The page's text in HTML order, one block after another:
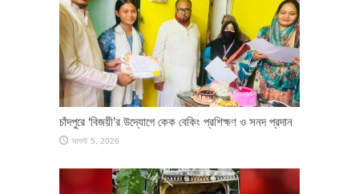
চাঁদপুরে ‘বিজয়ী’র উদ্যোগে কেক বেকিং প্রশিক্ষণ ও সনদ প্রদান
আগস্ট 5, 2026